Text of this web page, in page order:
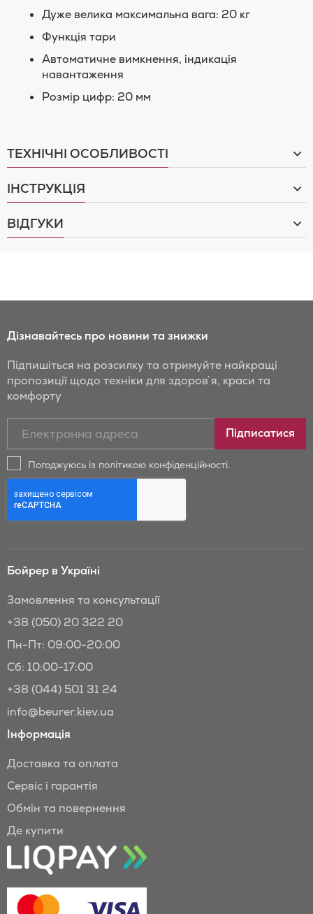
Дуже велика максимальна вага: 20 кг
Функція тари
Автоматичне вимкнення, індикація
навантаження
Розмір цифр: 20 мм
ТЕХНІЧНІ ОСОБЛИВОСТІ
ІНСТРУКЦІЯ
ВІДГУКИ
Дізнавайтесь про новини та знижки
Підпишіться на розсилку та отримуйте найкращі
пропозиції щодо техніки для здоров`я, краси та
комфорту
новини
та
Бойрер:
Підписатися
Погоджуюсь із політикою конфіденційності.
Бойрер в Україні
Замовлення та консультації
+38 (050) 20 322 20
Пн-Пт: 09:00-20:00
Сб: 10:00-17:00
+38 (044) 501 31 24
info@beurer.kiev.ua
Інформація
Доставка та оплата
Сервіс і гарантія
Обмін та повернення
Де купити